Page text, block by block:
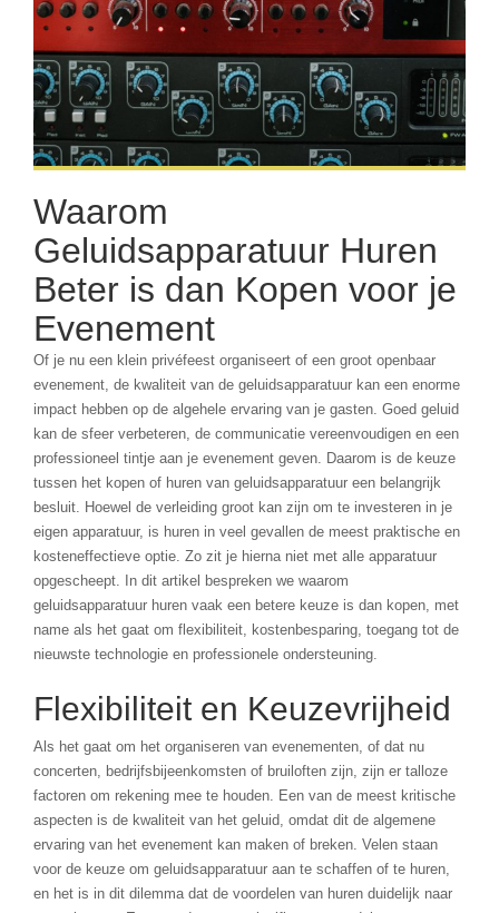
Waarom
Geluidsapparatuur Huren
Beter is dan Kopen voor je
Evenement
Of je nu een klein privéfeest organiseert of een groot openbaar
evenement, de kwaliteit van de geluidsapparatuur kan een enorme
impact hebben op de algehele ervaring van je gasten. Goed geluid
kan de sfeer verbeteren, de communicatie vereenvoudigen en een
professioneel tintje aan je evenement geven. Daarom is de keuze
tussen het kopen of huren van geluidsapparatuur een belangrijk
besluit. Hoewel de verleiding groot kan zijn om te investeren in je
eigen apparatuur, is huren in veel gevallen de meest praktische en
kosteneffectieve optie. Zo zit je hierna niet met alle apparatuur
opgescheept. In dit artikel bespreken we waarom
geluidsapparatuur huren vaak een betere keuze is dan kopen, met
name als het gaat om flexibiliteit, kostenbesparing, toegang tot de
nieuwste technologie en professionele ondersteuning.
Flexibiliteit en Keuzevrijheid
Als het gaat om het organiseren van evenementen, of dat nu
concerten, bedrijfsbijeenkomsten of bruiloften zijn, zijn er talloze
factoren om rekening mee te houden. Een van de meest kritische
aspecten is de kwaliteit van het geluid, omdat dit de algemene
ervaring van het evenement kan maken of breken. Velen staan
voor de keuze om geluidsapparatuur aan te schaffen of te huren,
en het is in dit dilemma dat de voordelen van huren duidelijk naar